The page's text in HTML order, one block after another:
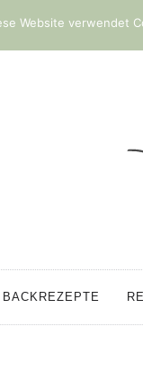
BACKREZEPTE
Website verwendet